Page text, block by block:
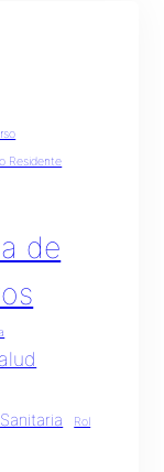
Residente
de
Rol